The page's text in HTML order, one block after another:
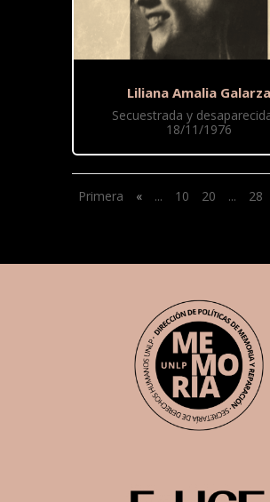
Liliana Amalia Galarza
Secuestrada y
18/11/1976
Primera « ... 10 20 ... 28